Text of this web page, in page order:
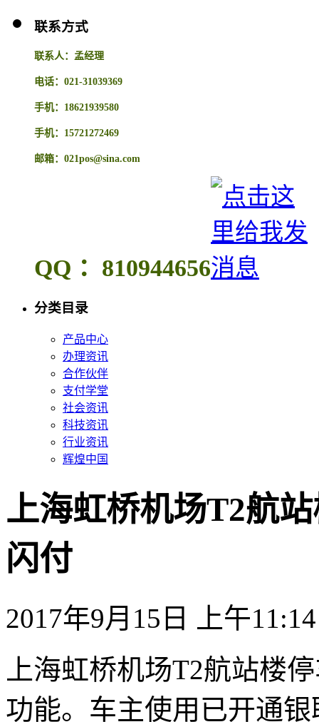
联系方式
联系人：孟经理
电话：021-31039369
手机：18621939580
手机：15721272469
邮箱：021pos@sina.com
QQ ：810944656
分类目录
产品中心
办理资讯
合作伙伴
支付学堂
社会资讯
科技资讯
行业资讯
辉煌中国
上海虹桥机场T2航
闪付
2017年9月15日 上午11:14
上海虹桥机场T2航站楼
功能。车主使用已开通